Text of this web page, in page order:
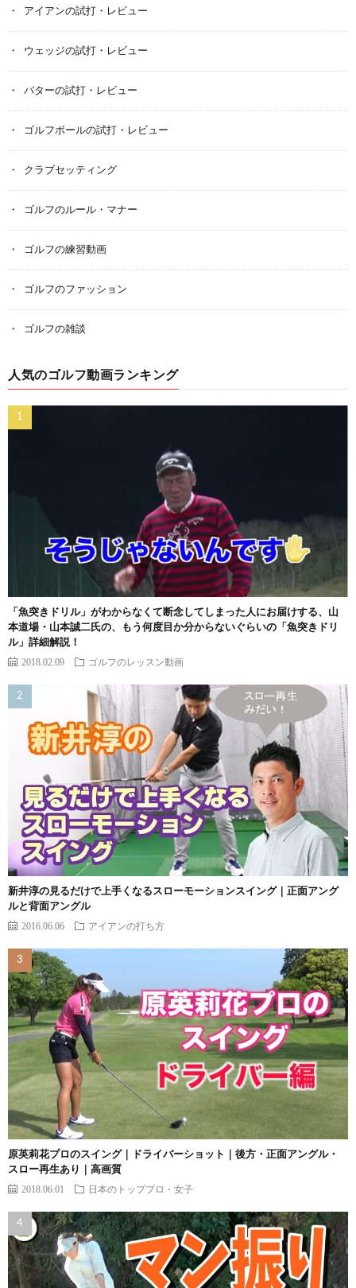
アイアンの試打・レビュー
ウェッジの試打・レビュー
パターの試打・レビュー
ゴルフボールの試打・レビュー
クラブセッティング
ゴルフのルール・マナー
ゴルフの練習動画
ゴルフのファッション
ゴルフの雑談
人気のゴルフ動画ランキング
「魚突きドリル」がわからなくて断念してしまった人にお届けする、山
本道場・山本誠二氏の、もう何度目か分からないぐらいの「魚突きドリ
ル」詳細解説！
2018.02.09 ゴルフのレッスン動画
新井淳の見るだけで上手くなるスローモーションスイング｜正面アング
ルと背面アングル
2016.06.06 アイアンの打ち方
原英莉花プロのスイング｜ドライバーショット｜後方・正面アングル・
スロー再生あり｜高画質
2018.06.01 日本のトッププロ・女子